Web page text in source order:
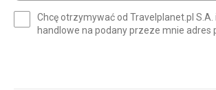
(wymagane)
Chcę otrzymywać od Travelplanet.pl
handlowe na podany przeze mnie adres